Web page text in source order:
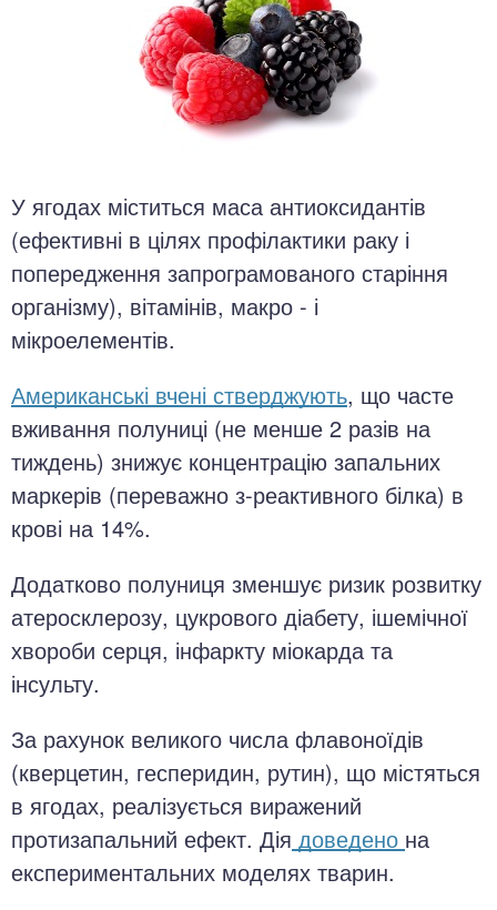
У ягодах міститься маса антиоксидантів
(ефективні в цілях профілактики раку і
попередження запрограмованого старіння
організму), вітамінів, макро - і
мікроелементів.
Американські вчені стверджують, що часте
вживання полуниці (не менше 2 разів на
тиждень) знижує концентрацію запальних
маркерів (переважно з-реактивного білка) в
крові на 14%.
Додатково полуниця зменшує ризик розвитку
атеросклерозу, цукрового діабету, ішемічної
хвороби серця, інфаркту міокарда та
інсульту.
За рахунок великого числа флавоноїдів
(кверцетин, гесперидин, рутин), що містяться
в ягодах, реалізується виражений
протизапальний ефект. Дія доведено на
експериментальних моделях тварин.